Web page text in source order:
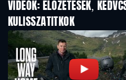
VIDEÓK: ELŐZETESEK,
KULISSZATITKOK